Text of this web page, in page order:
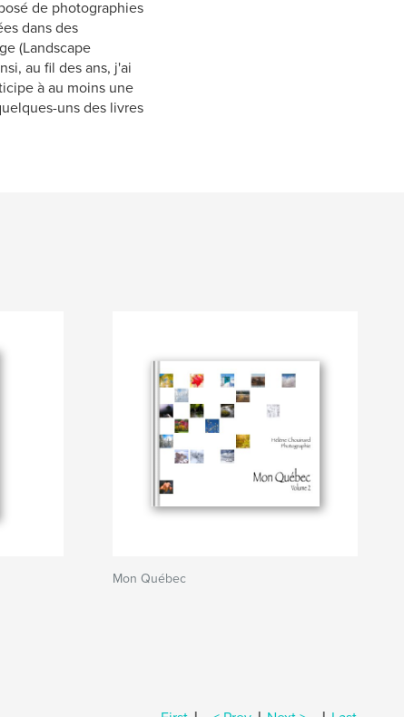
de photographies
dans des
(Landscape
au fil des ans, j'ai
à au moins une
uns des livres
Mon Québec